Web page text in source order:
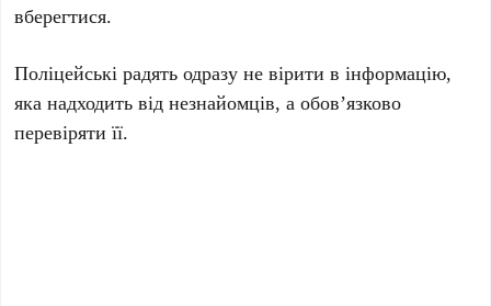
вберегтися.
Поліцейські радять одразу не вірити в інформацію,
яка надходить від незнайомців, а обов’язково
перевіряти її.